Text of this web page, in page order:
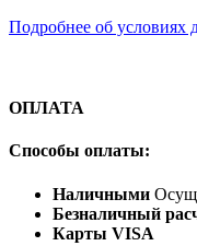
Подробнее об условиях
ОПЛАТА
Способы оплаты:
Наличными
Безналичный
Карты VISA